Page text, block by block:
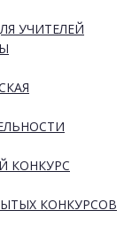
УЧИТЕЛЕЙ
КОНКУРС
КОНКУРСОВ